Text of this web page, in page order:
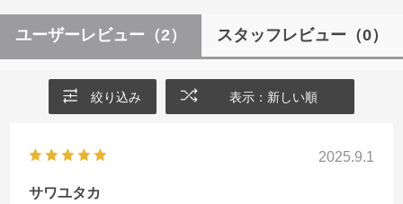
ユーザーレビュー （2） スタッフレビュー （0）
絞り込み 表示：新しい順
2025.9.1
サワユタカ